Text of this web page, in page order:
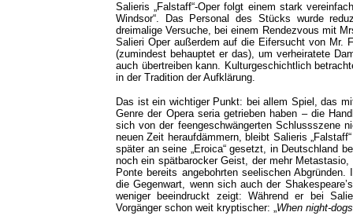
Salieris „Falstaff“-Oper folgt einem stark
Windsor“. Das Personal des Stücks wurde
dreimalige Versuche, bei einem Rendezvous mit
Salieri Oper außerdem auf die Eifersucht von Mr.
(zumindest behauptet er das), um verheiratete
auch übertreiben kann. Kulturgeschichtlich
in der Tradition der Aufklärung.
Das ist ein wichtiger Punkt: bei allem Spiel, das
Genre der Opera seria getrieben haben – die
sich von der feengeschwängerten Schlussszene
neuen Zeit heraufdämmern, bleibt Salieris
später an seine „Eroica“ gesetzt, in Deutschland
noch ein spätbarocker Geist, der mehr
Ponte bereits angebohrten seelischen Abgründen.
die Gegenwart, wenn sich auch der
weniger beeindruckt zeigt: Während er bei
Vorgänger schon weit kryptischer: „When night-